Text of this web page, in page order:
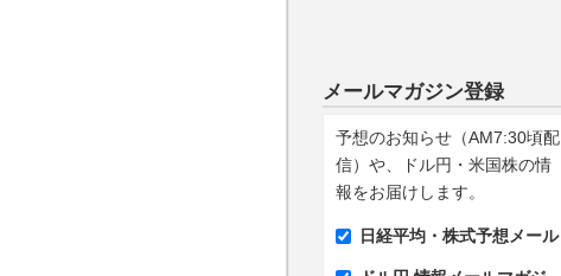
メールマガジン登録
予想のお知らせ（AM7:30頃配
信）や、ドル円・米国株の情
報をお届けします。
日経平均・株式予想メール